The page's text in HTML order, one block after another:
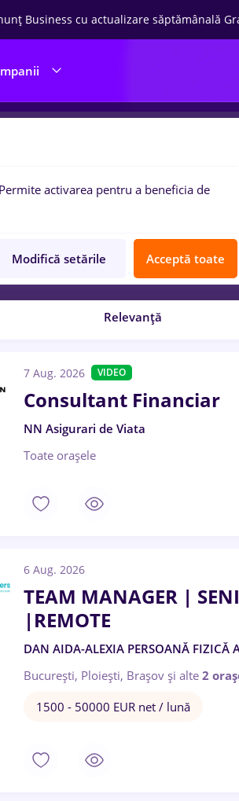
Business cu actualizare săptămânală
IT /
Part timein
Relevanță
7 Aug. 2026 VIDEO
Consultant Financiar
NN Asigurari de Viata
Toate oraşele
6 Aug. 2026
TEAM MANAGER |
|REMOTE
DAN AIDA-ALEXIA PERSOANĂ FIZICĂ
București, Ploiești, Brașov și alte 2
1500 - 50000 EUR net / lună
Permite activarea pentru a beneficia de
Modifică setările Acceptă toate